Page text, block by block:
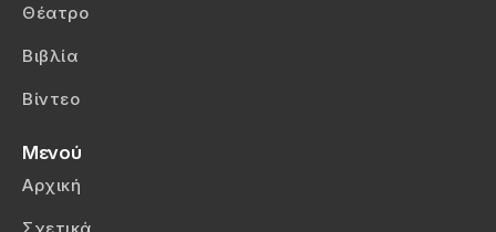
Θέατρο
Βιβλία
Βίντεο
Μενού
Αρχική